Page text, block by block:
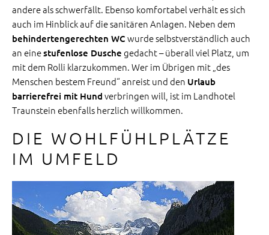
andere als schwerfällt. Ebenso komfortabel verhält es sich
auch im Hinblick auf die sanitären Anlagen. Neben dem
behindertengerechten WC wurde selbstverständlich auch
an einestufenlose Dusche gedacht – überall viel Platz, um
mit dem Rolli klarzukommen. Wer im Übrigen mit „des
Menschen bestem Freund“ anreist und den Urlaub
barrierefrei mit Hund verbringen will, ist im Landhotel
Traunstein ebenfalls herzlich willkommen.
DIE WOHLFÜHLPLÄTZE
IM UMFELD